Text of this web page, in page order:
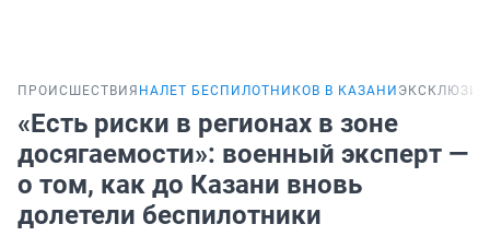
ПРОИСШЕСТВИЯ НАЛЕТ БЕСПИЛОТНИКОВ В КАЗАНИ ЭКСКЛЮЗИВ
«Есть риски в регионах в зоне
досягаемости»: военный эксперт —
о том, как до Казани вновь
долетели беспилотники